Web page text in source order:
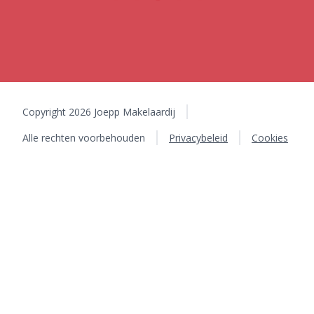
Copyright 2026 Joepp Makelaardij
Alle rechten voorbehouden
Privacybeleid Cookies